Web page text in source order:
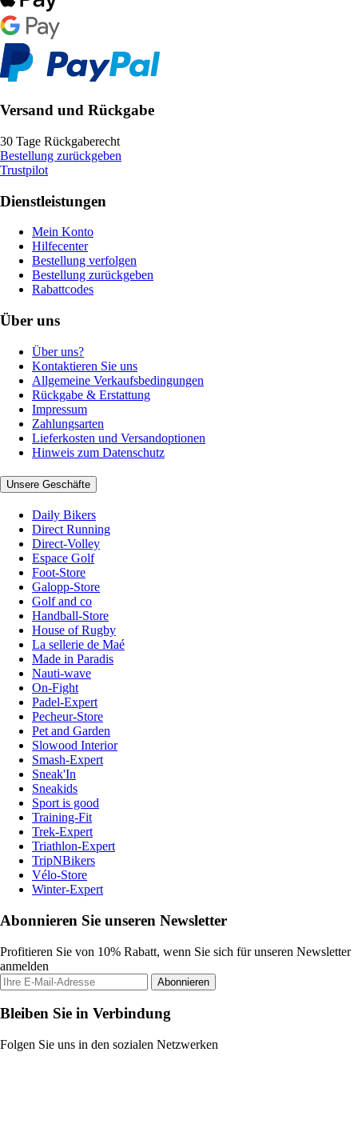
Versand und Rückgabe
30 Tage Rückgaberecht
Bestellung zurückgeben
Trustpilot
Dienstleistungen
Mein Konto
Hilfecenter
Bestellung verfolgen
Bestellung zurückgeben
Rabattcodes
Über uns
Über uns?
Kontaktieren Sie uns
Allgemeine Verkaufsbedingungen
Rückgabe & Erstattung
Impressum
Zahlungsarten
Lieferkosten und Versandoptionen
Hinweis zum Datenschutz
Unsere Geschäfte
Daily Bikers
Direct Running
Direct-Volley
Espace Golf
Foot-Store
Galopp-Store
Golf and co
Handball-Store
House of Rugby
La sellerie de Maé
Made in Paradis
Nauti-wave
On-Fight
Padel-Expert
Pecheur-Store
Pet and Garden
Slowood Interior
Smash-Expert
Sneak'In
Sneakids
Sport is good
Training-Fit
Trek-Expert
Triathlon-Expert
TripNBikers
Vélo-Store
Winter-Expert
Abonnieren Sie unseren Newsletter
Profitieren Sie von 10% Rabatt, wenn Sie sich für unseren Newsletter
anmelden
Abonnieren
Bleiben Sie in Verbindung
Folgen Sie uns in den sozialen Netzwerken